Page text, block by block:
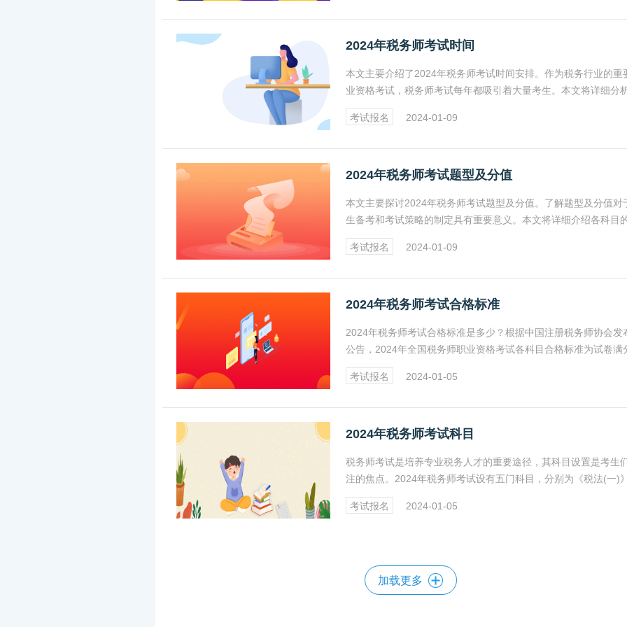
2024年税务师考试时间
本文主要介绍了2024年税务师考试时间安排。作为税务行业的重
业资格考试，税务师考试每年都吸引着大量考生。本文将详细分析
24年税务师考试时间，帮助考生更好地规划备考和参加考试。
考试报名
2024-01-09
2024年税务师考试题型及分值
本文主要探讨2024年税务师考试题型及分值。了解题型及分值对
生备考和考试策略的制定具有重要意义。本文将详细介绍各科目的
型及分值分布，帮助考生更好地把握考试重点和难点。
考试报名
2024-01-09
2024年税务师考试合格标准
2024年税务师考试合格标准是多少？根据中国注册税务师协会发
公告，2024年全国税务师职业资格考试各科目合格标准为试卷满
60%。本文将给大家详细介绍税务师各科目的合格分数线及成绩有
期，下面一起来看看吧！
考试报名 2024-01-05
2024年税务师考试科目
税务师考试是培养专业税务人才的重要途径，其科目设置是考生
注的焦点。2024年税务师考试设有五门科目，分别为《税法(一)》
《税法(二)》、《涉税服务实务》、《涉税服务相关法律》和《财
与会计》。
考试报名 2024-01-05
加载更多